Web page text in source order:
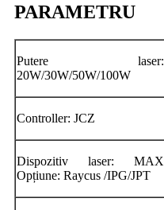
PARAMETRU
Putere laser:
20W/30W/50W/100W
Controller: JCZ
Dispozitiv laser: MAX
Opțiune: Raycus /IPG/JPT